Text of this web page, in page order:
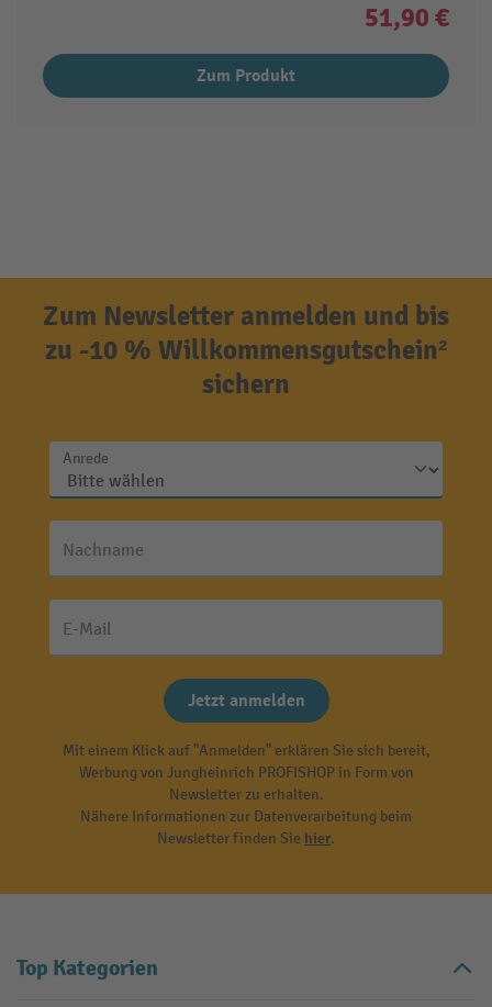
51,90 €
Zum Produkt
Zum Newsletter anmelden und bis
zu -10 % Willkommensgutschein²
sichern
Anrede
Nachname
E-Mail
Jetzt anmelden
Mit einem Klick auf "Anmelden" erklären Sie sich bereit,
Werbung von Jungheinrich PROFISHOP in Form von
Newsletter zu erhalten.
Nähere Informationen zur Datenverarbeitung beim
Newsletter finden Sie hier.
Top Kategorien